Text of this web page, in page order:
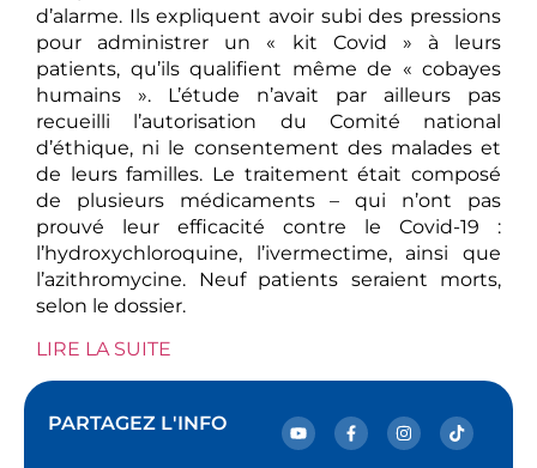
d’alarme. Ils expliquent avoir subi des pressions
pour administrer un « kit Covid » à leurs
patients, qu’ils qualifient même de « cobayes
humains ». L’étude n’avait par ailleurs pas
recueilli l’autorisation du Comité national
d’éthique, ni le consentement des malades et
de leurs familles. Le traitement était composé
de plusieurs médicaments – qui n’ont pas
prouvé leur efficacité contre le Covid-19 :
l’hydroxychloroquine, l’ivermectime, ainsi que
l’azithromycine. Neuf patients seraient morts,
selon le dossier.
LIRE LA SUITE
PARTAGEZ L'INFO